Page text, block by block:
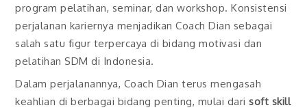
program pelatihan, seminar, dan workshop. Konsistensi
perjalanan kariernya menjadikan Coach Dian sebagai
salah satu figur terpercaya di bidang motivasi dan
pelatihan SDM di Indonesia.
Dalam perjalanannya, Coach Dian terus mengasah
keahlian di berbagai bidang penting, mulai darisoft skill